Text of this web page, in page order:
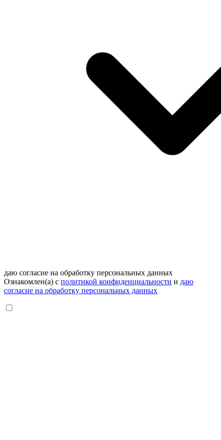
даю согласие на обработку персональных данных
Ознакомлен(а) с политикой конфиденциальности и даю
согласие на обработку персональных данных